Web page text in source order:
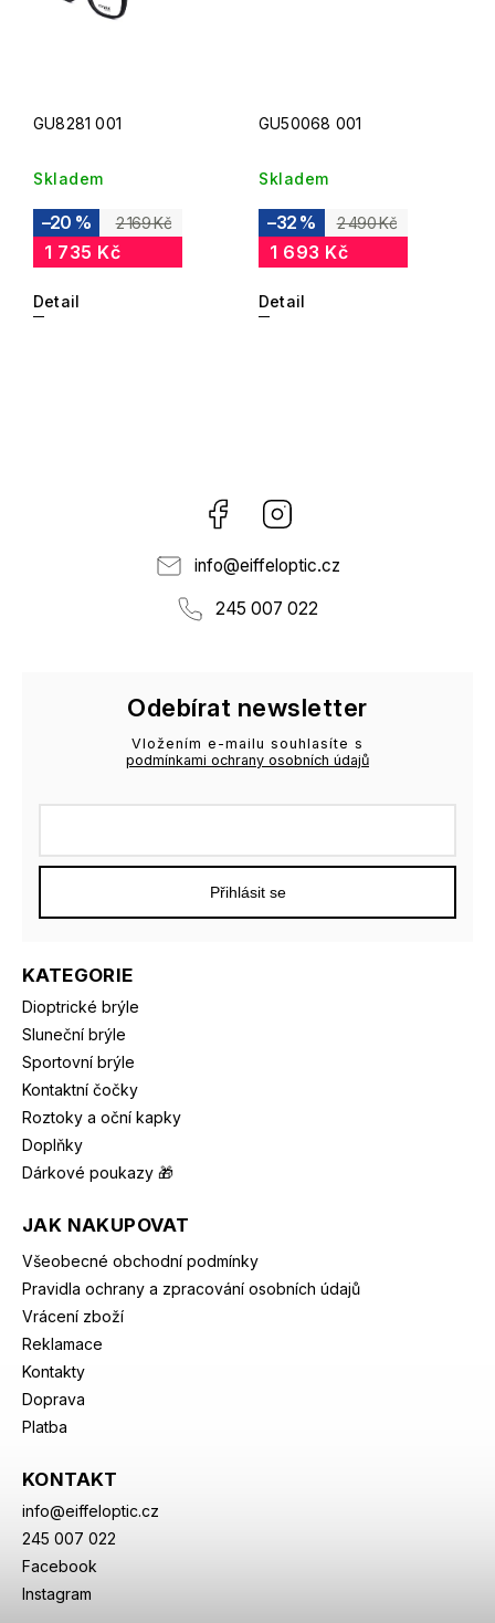
GU8281 001
Skladem
2 169 Kč
–20 %
1 735 Kč
Detail
GU50068 001
Skladem
2 490 Kč
–32 %
1 693 Kč
Detail
Facebook
info@eiffeloptic.cz
245 007 022
KATEGORIE
Dioptrické brýle
Sluneční brýle
Sportovní brýle
Kontaktní čočky
Roztoky a oční kapky
Doplňky
Dárkové poukazy 🎁
JAK NAKUPOVAT
Všeobecné obchodní podmínky
Pravidla ochrany a zpracování osobních údajů
Vrácení zboží
Reklamace
Kontakty
Doprava
Platba
KONTAKT
info@eiffeloptic.cz
245 007 022
Facebook
Instagram
Odebírat newsletter
Vložením e-mailu souhlasíte s
podmínkami ochrany osobních údajů
Přihlásit se